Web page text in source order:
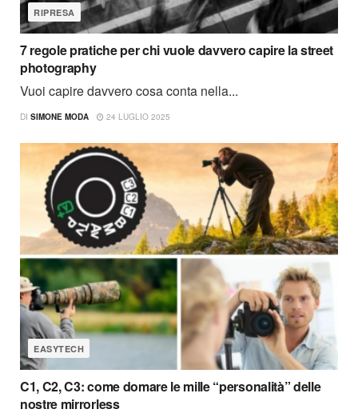
RIPRESA
7 regole pratiche per chi vuole davvero capire la street
photography
Vuoi capire davvero cosa conta nella...
DI SIMONE MODA 24 LUGLIO 2025
EASYTECH
C1, C2, C3: come domare le mille “personalità” delle
nostre mirrorless